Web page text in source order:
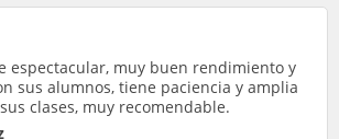
espectacular, muy buen rendimiento y
sus alumnos, tiene paciencia y amplia
clases, muy recomendable.